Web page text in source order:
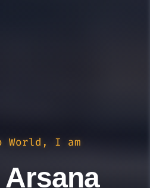
World, I am
Arsana